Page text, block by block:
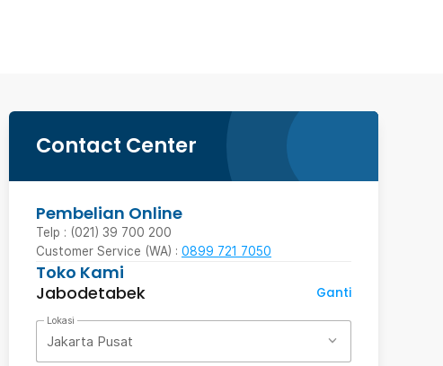
Contact Center
Pembelian Online
Telp : (021) 39 700 200
Customer Service (WA) : 0899 721 7050
Toko Kami
Jabodetabek
Ganti
Lokasi
Jakarta Pusat